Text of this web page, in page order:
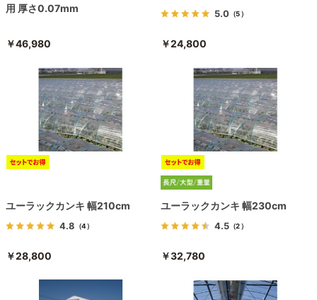
用 厚さ0.07mm
￥46,980
5.0 （5）
￥24,800
ユーラックカンキ 幅210cm
4.8 （4）
￥28,800
ユーラックカンキ 幅230cm
4.5（2）
￥32,780